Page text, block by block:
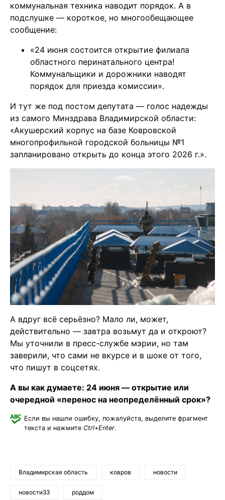
коммунальная техника наводит порядок. А в
подслушке — короткое, но многообещающее
сообщение:
«24 июня состоится открытие филиала
областного перинатального центра!
Коммунальщики и дорожники наводят
порядок для приезда комиссии».
И тут же под постом депутата — голос надежды
из самого Минздрава Владимирской области:
«Акушерский корпус на базе Ковровской
многопрофильной городской больницы №1
запланировано открыть до конца этого 2026 г.».
А вдруг всё серьёзно? Мало ли, может,
действительно — завтра возьмут да и откроют?
Мы уточнили в пресс-службе мэрии, но там
заверили, что сами не вкурсе и в шоке от того,
что пишут в соцсетях.
А вы как думаете: 24 июня — открытие или
очередной «перенос на неопределённый срок»?
Если вы нашли ошибку, пожалуйста, выделите фрагмент
текста и нажмите Ctrl+Enter.
Владимирская область ковров новости
новости33 роддом